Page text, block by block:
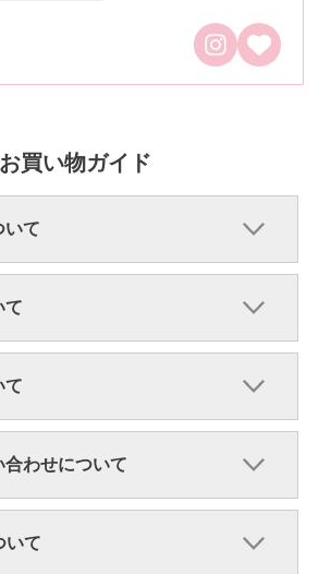
お買い物ガイド
いて
て
て
わせについて
いて